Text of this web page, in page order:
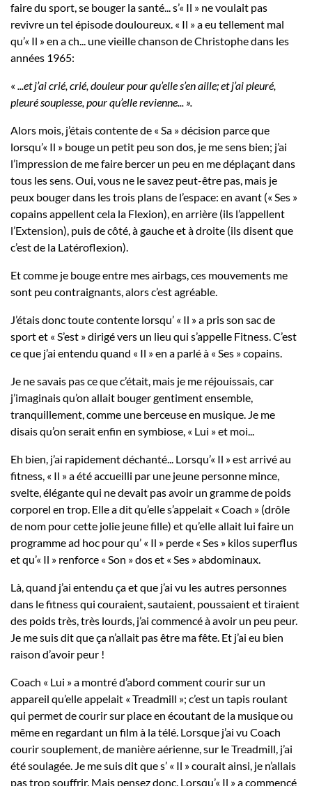
faire du sport, se bouger la santé... s’« Il » ne voulait pas
revivre un tel épisode douloureux. « Il » a eu tellement mal
qu’« Il » en a ch... une vieille chanson de Christophe dans les
années 1965:
« ...et j’ai crié, crié, douleur pour qu’elle s’en aille; et j’ai pleuré,
pleuré souplesse, pour qu’elle revienne... ».
Alors mois, j’étais contente de « Sa » décision parce que
lorsqu’« Il » bouge un petit peu son dos, je me sens bien; j’ai
l’impression de me faire bercer un peu en me déplaçant dans
tous les sens. Oui, vous ne le savez peut-être pas, mais je
peux bouger dans les trois plans de l’espace: en avant (« Ses »
copains appellent cela la Flexion), en arrière (ils l’appellent
l’Extension), puis de côté, à gauche et à droite (ils disent que
c’est de la Latéroflexion).
Et comme je bouge entre mes airbags, ces mouvements me
sont peu contraignants, alors c’est agréable.
J’étais donc toute contente lorsqu’ « Il » a pris son sac de
sport et « S’est » dirigé vers un lieu qui s’appelle Fitness. C’est
ce que j’ai entendu quand « Il » en a parlé à « Ses » copains.
Je ne savais pas ce que c’était, mais je me réjouissais, car
j’imaginais qu’on allait bouger gentiment ensemble,
tranquillement, comme une berceuse en musique. Je me
disais qu’on serait enfin en symbiose, « Lui » et moi...
Eh bien, j’ai rapidement déchanté... Lorsqu’« Il » est arrivé au
fitness, « Il » a été accueilli par une jeune personne mince,
svelte, élégante qui ne devait pas avoir un gramme de poids
corporel en trop. Elle a dit qu’elle s’appelait « Coach » (drôle
de nom pour cette jolie jeune fille) et qu’elle allait lui faire un
programme ad hoc pour qu’ « Il » perde « Ses » kilos superflus
et qu’« Il » renforce « Son » dos et « Ses » abdominaux.
Là, quand j’ai entendu ça et que j’ai vu les autres personnes
dans le fitness qui couraient, sautaient, poussaient et tiraient
des poids très, très lourds, j’ai commencé à avoir un peu peur.
Je me suis dit que ça n’allait pas être ma fête. Et j’ai eu bien
raison d’avoir peur !
Coach « Lui » a montré d’abord comment courir sur un
appareil qu’elle appelait « Treadmill »; c’est un tapis roulant
qui permet de courir sur place en écoutant de la musique ou
même en regardant un film à la télé. Lorsque j’ai vu Coach
courir souplement, de manière aérienne, sur le Treadmill, j’ai
été soulagée. Je me suis dit que s’ « Il » courait ainsi, je n’allais
pas trop souffrir. Mais pensez donc. Lorsqu’« Il » a commencé